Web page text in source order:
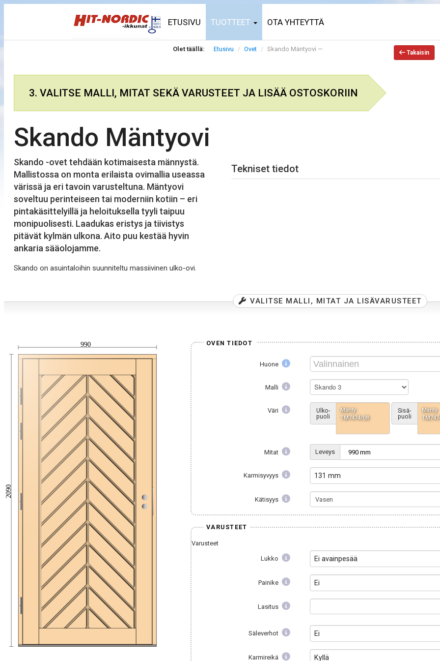
ETUSIVU TUOTTEET OTA YHTEYTTÄ
Takaisin
Olet täällä: Etusivu Ovet Skando Mäntyovi —
3. VALITSE MALLI, MITAT SEKÄ VARUSTEET JA LISÄÄ OSTOSKORIIN
Skando Mäntyovi
Skando -ovet tehdään kotimaisesta männystä.
Mallistossa on monta erilaista ovimallia useassa
värissä ja eri tavoin varusteltuna. Mäntyovi
soveltuu perinteiseen tai moderniin kotiin – eri
pintakäsittelyillä ja heloituksella tyyli taipuu
monipuolisesti. Laadukas eristys ja tiivistys
pitävät kylmän ulkona. Aito puu kestää hyvin
ankaria sääolojamme.
Skando on asuintaloihin suunniteltu massiivinen ulko-ovi.
Tekniset tiedot
VALITSE MALLI, MITAT JA LISÄVARUSTEET
990
2090
OVEN TIEDOT
Huone
Malli Skando 3
Väri
Ulko-
puoli
Mänty
TM7474/08
Sisä-
puoli
Mänty
Mitat Leveys
Karmisyvyys 131 mm
Kätisyys
VARUSTEET
Varusteet
Lukko Ei avainpesää
Painike Ei
Lasitus
Säleverhot Ei
Karmireikä Kyllä